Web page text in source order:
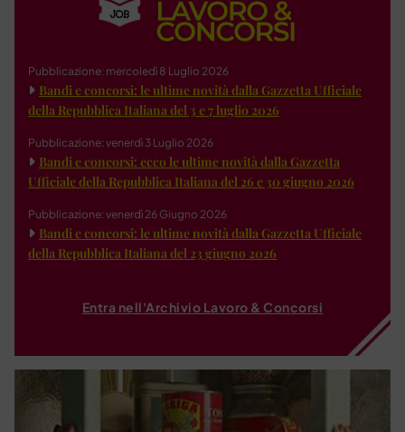
Pubblicazione: mercoledì 8 Luglio 2026
Bandi e concorsi: le ultime novità dalla Gazzetta Ufficiale
della Repubblica Italiana del 3 e 7 luglio 2026
Pubblicazione: venerdì 3 Luglio 2026
Bandi e concorsi: ecco le ultime novità dalla Gazzetta
Ufficiale della Repubblica Italiana del 26 e 30 giugno 2026
Pubblicazione: venerdì 26 Giugno 2026
Bandi e concorsi: le ultime novità dalla Gazzetta Ufficiale
della Repubblica Italiana del 23 giugno 2026
Entra nell'Archivio Lavoro & Concorsi